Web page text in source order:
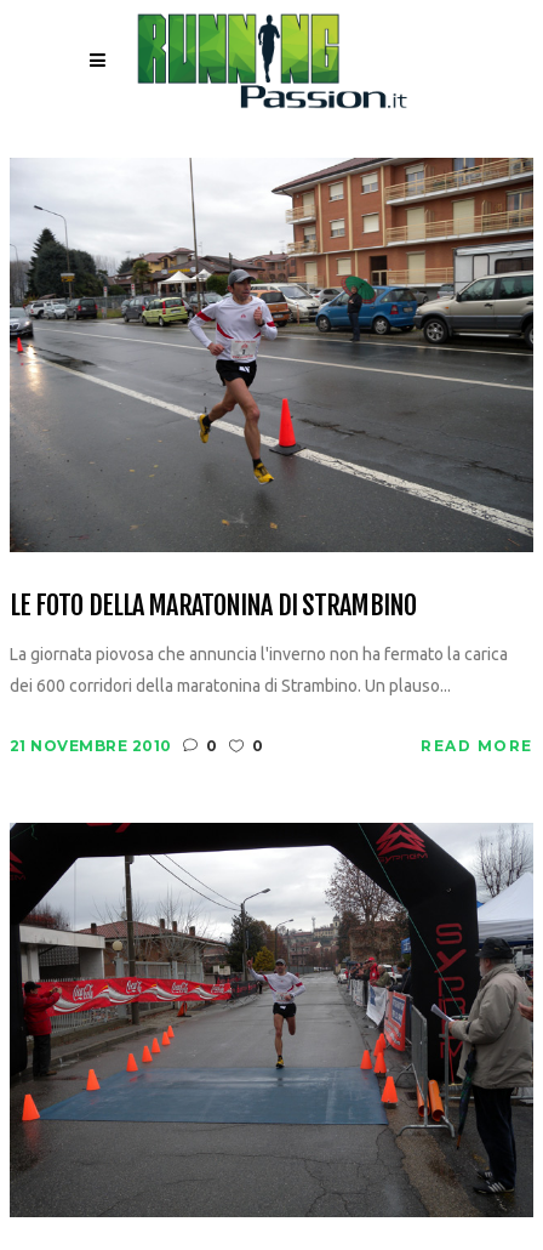
LE FOTO DELLA MARATONINA DI STRAMBINO
La giornata piovosa che annuncia l'inverno non ha fermato la carica
dei 600 corridori della maratonina di Strambino. Un plauso...
21 NOVEMBRE 2010 0 0 READ MORE